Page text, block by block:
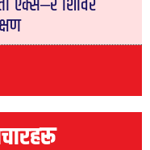
एक्स–रे शिविर